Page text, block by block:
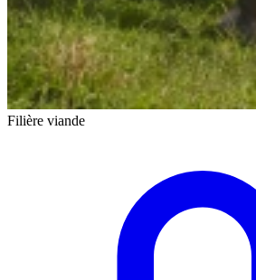
Filière viande